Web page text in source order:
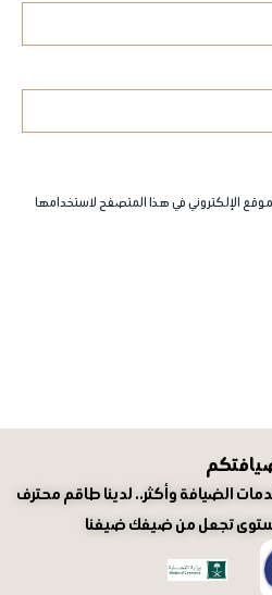
الإلكتروني في هذا المتصفح لاستخدامها
الضيافة وأكثر.. لدينا طاقم محترف
تجعل من ضيفك ضيفنا